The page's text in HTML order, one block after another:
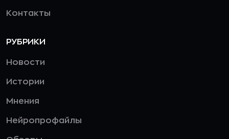
Контакты
РУБРИКИ
Новости
Истории
Мнения
Нейропрофайлы